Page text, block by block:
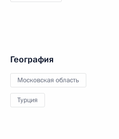
География
Московская область
Турция